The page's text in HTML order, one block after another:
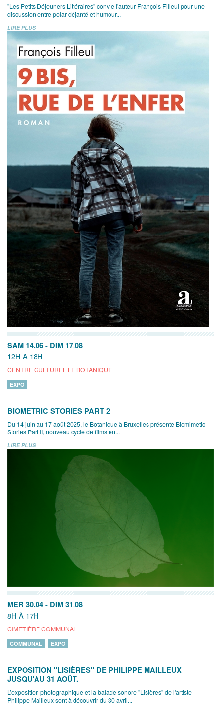
"Les Petits Déjeuners Littéraires" convie l'auteur François Filleul pour une
discussion entre polar déjanté et humour...
LIRE PLUS
SAM 14.06 - DIM 17.08
12H À 18H
CENTRE CULTUREL LE BOTANIQUE
EXPO
BIOMETRIC STORIES PART 2
Du 14 juin au 17 août 2025, le Botanique à Bruxelles présente Biomimetic
Stories Part II, nouveau cycle de films en...
LIRE PLUS
MER 30.04 - DIM 31.08
8H À 17H
CIMETIÈRE COMMUNAL
COMMUNAL EXPO
EXPOSITION "LISIÈRES" DE PHILIPPE MAILLEUX
JUSQU'AU 31 AOÛT.
L’exposition photographique et la balade sonore "Lisières" de l'artiste
Philippe Mailleux sont à découvrir du 30 avril...